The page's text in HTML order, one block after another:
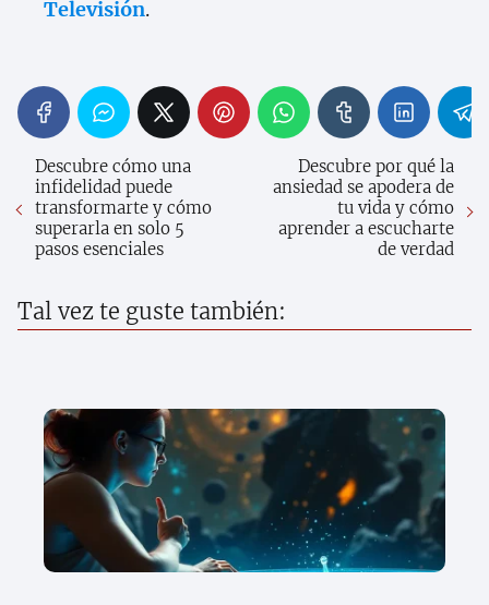
Televisión.
Descubre cómo una
infidelidad puede
transformarte y cómo
superarla en solo 5
pasos esenciales
Descubre por qué la
ansiedad se apodera de
tu vida y cómo
aprender a escucharte
de verdad
Tal vez te guste también: